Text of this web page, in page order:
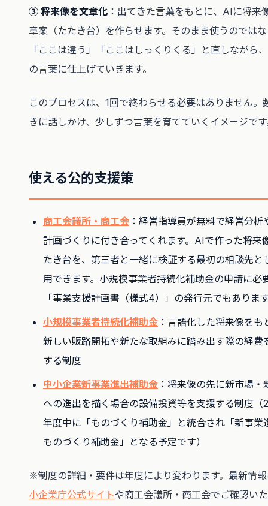
③ 将来像を文章化 ：出てきた言葉をもとに、AIに将来
章案（たたき台）を作らせます。そのまま使うのでは
「ここは違う」「ここはしっくりくる」と直しながら
の言葉に仕上げていきます。
このプロセスは、1回で終わらせる必要はありません。
きに話しかけ、少しずつ言葉を育てていくイメージで
使える公的支援策
商工会議所・商工会 ：経営指導員が無料で経営分析
計画づくりに付き合ってくれます。AIで作った将来
たき台を、第三者と一緒に検証する最初の相談先と
用できます。小規模事業者持続化補助金の申請に必
「事業支援計画書（様式4）」の発行元でもありま
小規模事業者持続化補助金 ：言語化した将来像をも
新しい販路開拓や新たな取組みに踏み出す際の経費
する制度
中小企業新事業進出補助金 ：将来像の先に新市場・
への進出を描く場合の設備投資等を支援する制度（
年度中に「ものづくり補助金」と統合され「新事業
ものづくり補助金」となる予定です）
※制度の詳細・要件は年度により変わります。最新情
小企業庁公式サイトや商工会議所・商工会でご確認い